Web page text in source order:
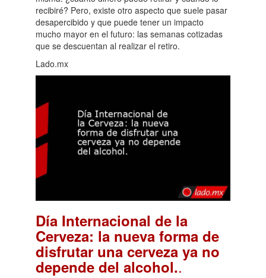
recibiré? Pero, existe otro aspecto que suele pasar
desapercibido y que puede tener un impacto
mucho mayor en el futuro: las semanas cotizadas
que se descuentan al realizar el retiro.
Lado.mx
Día Internacional de la
Cerveza: la nueva forma de
disfrutar una cerveza ya no
depende del alcohol..